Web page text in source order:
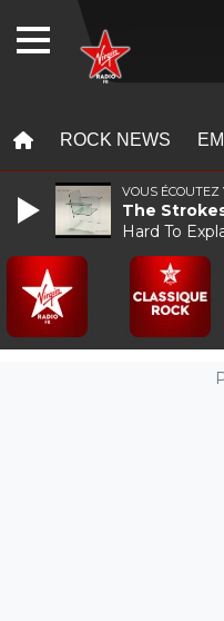
ROCK NEWS
VOUS ÉCOUTEZ
The
Hard To
WEBRADIO